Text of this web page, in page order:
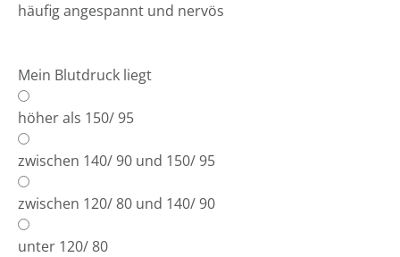
häufig angespannt und nervös
Mein Blutdruck liegt
höher als 150/ 95
zwischen 140/ 90 und 150/ 95
zwischen 120/ 80 und 140/ 90
unter 120/ 80